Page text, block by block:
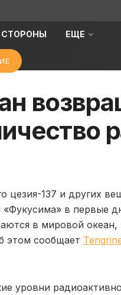
СТОРОНЫ ЕЩЕ
цезия-137 и других
в первые
в мировой океан,
этом сообщает
уровни